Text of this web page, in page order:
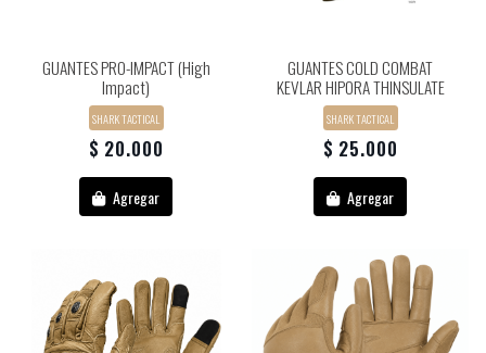
GUANTES PRO-IMPACT (high
Impact)
SHARK TACTICAL
$ 20.000
Agregar
GUANTES COLD COMBAT
KEVLAR HIPORA THINSULATE
SHARK TACTICAL
$ 25.000
Agregar